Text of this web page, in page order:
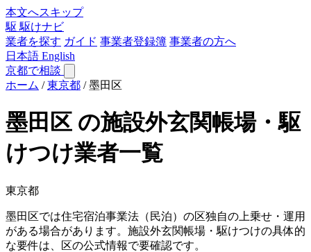
本文へスキップ
駆 駆けナビ
業者を探す ガイド 事業者登録簿 事業者の方へ
日本語 English
京都で相談
ホーム / 東京都 / 墨田区
墨田区 の施設外玄関帳場・駆
けつけ業者一覧
東京都
墨田区では住宅宿泊事業法（民泊）の区独自の上乗せ・運用
がある場合があります。施設外玄関帳場・駆けつけの具体的
な要件は、区の公式情報で要確認です。